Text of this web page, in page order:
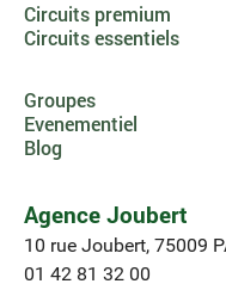
Circuits premium
Circuits essentiels
Groupes
Evenementiel
Blog
Agence Joubert
10 rue Joubert, 75009
01 42 81 32 00